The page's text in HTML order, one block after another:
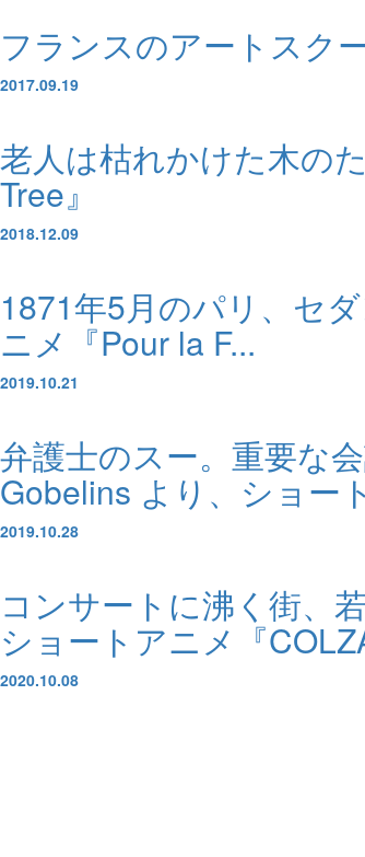
フランスのアートスク
2017.09.19
老人は枯れかけた木の
Tree』
2018.12.09
1871年5月のパリ、セ
ニメ『Pour la F...
2019.10.21
弁護士のスー。重要な
Gobelins より、ショー
2019.10.28
コンサートに沸く街、
ショートアニメ『
2020.10.08